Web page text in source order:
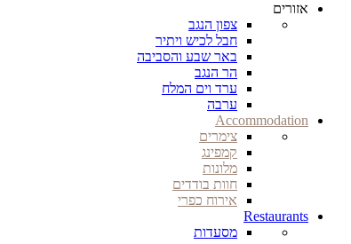
אזורים
צפון הנגב
חבל לכיש ויתיר
באר שבע והסביבה
הר הנגב
ערד וים המלח
ערבה
Accommodation
צימרים
קמפינג
מלונות
חוות בודדים
אירוח כפרי
Restaurants
מסעדות